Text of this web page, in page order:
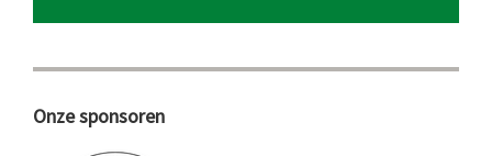
Onze sponsoren